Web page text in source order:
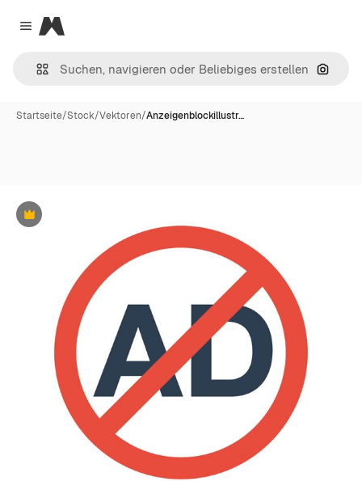
Close menu
Magnific
Nach
Startseite/Stock/Vektoren/Anzeigenblockillustr…
Premium